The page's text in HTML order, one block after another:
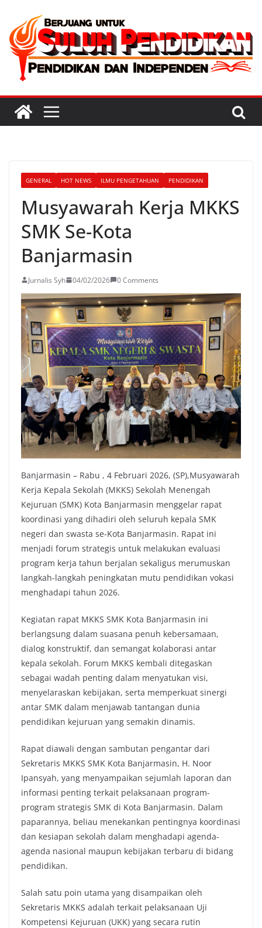
content
GENERAL HOT NEWS ILMU PENGETAHUAN PENDIDIKAN
Musyawarah Kerja MKKS
SMK Se-Kota
Banjarmasin
Jurnalis Syh 04/02/2026 0 Comments
Banjarmasin – Rabu , 4 Februari 2026, (SP),Musyawarah
Kerja Kepala Sekolah (MKKS) Sekolah Menengah
Kejuruan (SMK) Kota Banjarmasin menggelar rapat
koordinasi yang dihadiri oleh seluruh kepala SMK
negeri dan swasta se-Kota Banjarmasin. Rapat ini
menjadi forum strategis untuk melakukan evaluasi
program kerja tahun berjalan sekaligus merumuskan
langkah-langkah peningkatan mutu pendidikan vokasi
menghadapi tahun 2026.
Kegiatan rapat MKKS SMK Kota Banjarmasin ini
berlangsung dalam suasana penuh kebersamaan,
dialog konstruktif, dan semangat kolaborasi antar
kepala sekolah. Forum MKKS kembali ditegaskan
sebagai wadah penting dalam menyatukan visi,
menyelaraskan kebijakan, serta memperkuat sinergi
antar SMK dalam menjawab tantangan dunia
pendidikan kejuruan yang semakin dinamis.
Rapat diawali dengan sambutan pengantar dari
Sekretaris MKKS SMK Kota Banjarmasin, H. Noor
Ipansyah, yang menyampaikan sejumlah laporan dan
informasi penting terkait pelaksanaan program-
program strategis SMK di Kota Banjarmasin. Dalam
paparannya, beliau menekankan pentingnya koordinasi
dan kesiapan sekolah dalam menghadapi agenda-
agenda nasional maupun kebijakan terbaru di bidang
pendidikan.
Salah satu poin utama yang disampaikan oleh
Sekretaris MKKS adalah terkait pelaksanaan Uji
Kompetensi Kejuruan (UKK) yang secara rutin